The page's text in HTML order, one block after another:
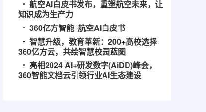
航空AI白皮书发布，重塑航空未来，让
知识成为生产力
360亿方智能 ·航空AI白皮书
智慧升级，教育革新：200+高校选择
360亿方云，共绘智慧校园蓝图
亮相2024 AI+研发数字(AiDD)峰会，
360智能文档云引领行业AI生态建设